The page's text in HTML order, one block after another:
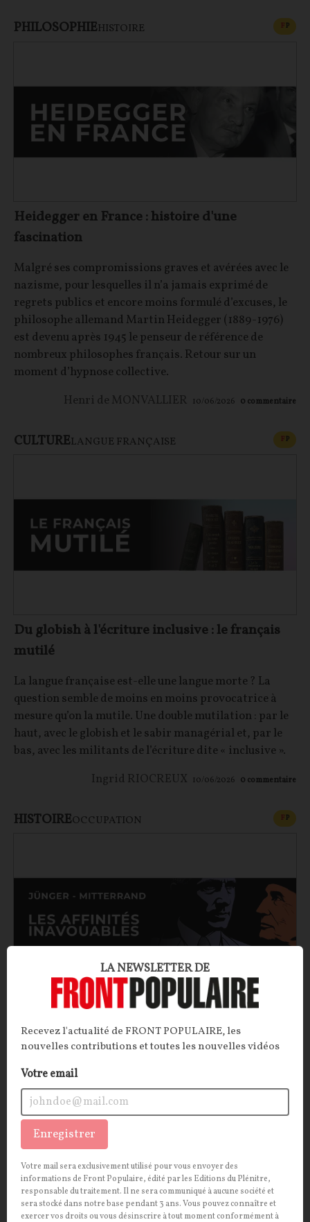
PHILOSOPHIEHISTOIRE FP
Heidegger en France : histoire d'une
fascination
Malgré ses compromissions graves et avérées avec le
nazisme, pour lesquelles il n’a jamais exprimé de
regrets publics et encore moins formulé d’excuses, le
philosophe allemand Martin Heidegger (1889-1976)
est devenu après 1945 le penseur de référence de
nombreux philosophes français. Retour sur un
moment d’hypnose collective.
Henri de MONVALLIER 10/06/2026 0 commentaire
CULTURELANGUE FRANÇAISE FP
Du globish à l'écriture inclusive : le français
mutilé
La langue française est-elle une langue morte ? La
question semble de moins en moins provocatrice à
mesure qu’on la mutile. Une double mutilation : par le
haut, avec le globish et le sabir managérial et, par le
bas, avec les militants de l’écriture dite « inclusive ».
Ingrid RIOCREUX 10/06/2026 0 commentaire
HISTOIREOCCUPATION FP
Les affinités inavouables : Mitterrand et Ernst
Jünger
avec un écrivain nationaliste allemand, ancien
officier de la Wehrmacht en poste à l’hôtel Majestic
durant l’Occupation ? Il semblerait bien que oui.
Troublante fascination que celle de François
Mitterrand pour Ernst Jünger…
Pierre Abou
10/06/2026 0 commentaire
CULTUREISLAM
LA NEWSLETTER DE
Recevez l'actualité de FRONT POPULAIRE, les
nouvelles contributions et toutes les nouvelles vidéos
Votre email
Enregistrer
Votre mail sera exclusivement utilisé pour vous envoyer des
informations de Front Populaire, édité par les Editions du Plénitre,
responsable du traitement. Il ne sera communiqué à aucune société et
sera stocké dans notre base pendant 3 ans. Vous pouvez connaître et
exercer vos droits ou vous désinscrire à tout moment conformément à